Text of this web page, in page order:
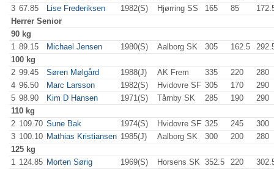
3 67.85 Lise Frederiksen 1982(S) Hjørring SS 165 85
Herrer Senior
90 kg
1 89.15 Michael Jensen 1980(S) Aalborg SK 305 162.5
100 kg
2 99.45 Søren Mølgård 1988(J) AK Frem 335 220 280
4 96.50 Marc Larsson 1982(S) Hvidovre SF 305 170 290
5 98.90 Kim D Hansen 1971(S) Tårnby SK 285 190 290
110 kg
2 109.70 Sune Bak 1974(S) Hvidovre SF 325 245 300
3 100.10 Mathias Kristiansen 1985(J) Aalborg SK 300 200 280
125 kg
1 124.85 Morten Sørig 1969(S) Horsens SK 352.5 220